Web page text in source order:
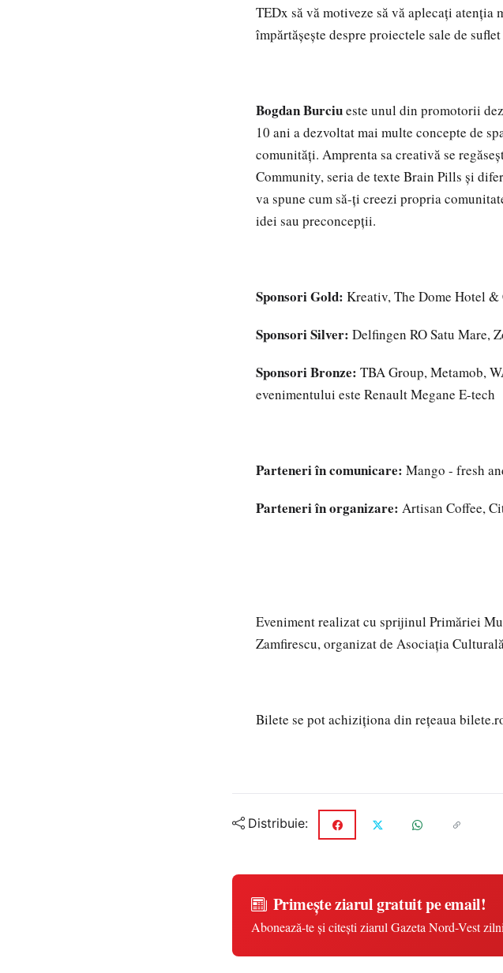
TEDx să vă motiveze să vă aplecați
împărtășește despre proiectele sale de
Bogdan Burciueste unul din promotorii
10 ani a dezvoltat mai multe concepte de
comunități. Amprenta sa creativă se
Community, seria de texte Brain Pills și
va spune cum să-ți creezi propria
idei sau preconcepții.
Sponsori Gold: Kreativ, The Dome Hotel &
Sponsori Silver: Delfingen RO Satu Mare,
Sponsori Bronze: TBA Group, Metamob,
evenimentului este Renault Megane E-tech
Parteneri în comunicare: Mango - fresh
Parteneri în organizare: Artisan Coffee,
Eveniment realizat cu sprijinul Primăriei
Zamfirescu, organizat de Asociația
Bilete se pot achiziționa din rețeaua
Distribuie:
Primește ziarul gratuit pe email!
Abonează-te și citești ziarul Gazeta Nord-Vest